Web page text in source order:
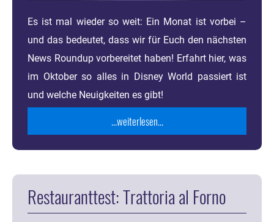
Es ist mal wieder so weit: Ein Monat ist vorbei –
und das bedeutet, dass wir für Euch den nächsten
News Roundup vorbereitet haben! Erfahrt hier, was
im Oktober so alles in Disney World passiert ist
und welche Neuigkeiten es gibt!
...weiterlesen...
Restauranttest: Trattoria al Forno